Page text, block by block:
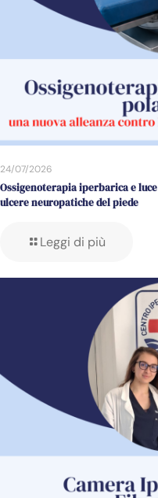
24/07/2026
Ossigenoterapia iperbarica e
ulcere neuropatiche del piede
Leggi di più